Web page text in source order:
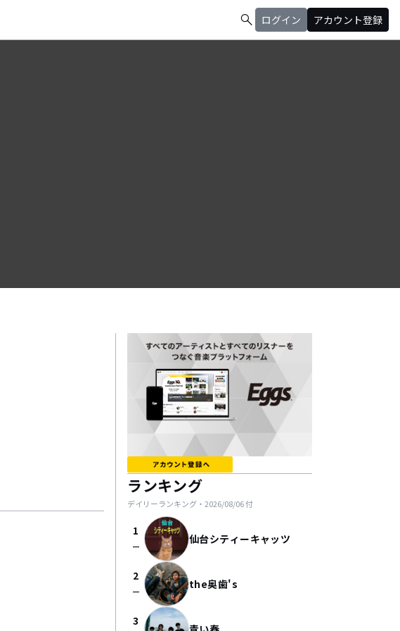
search ログイン アカウント登録
ランキング
デイリーランキング・ 2026/08/06付
1
check_indeterminate_small 仙台シティーキャッツ
2
check_indeterminate_small the奥歯's
3